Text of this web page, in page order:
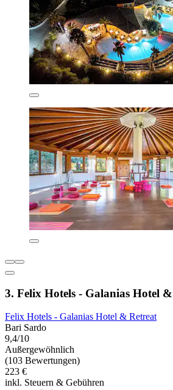
3. Felix Hotels - Galanias Hotel
Felix Hotels - Galanias Hotel & Retreat
Bari Sardo
9,4/10
Außergewöhnlich
(103 Bewertungen)
223 €
inkl. Steuern & Gebühren